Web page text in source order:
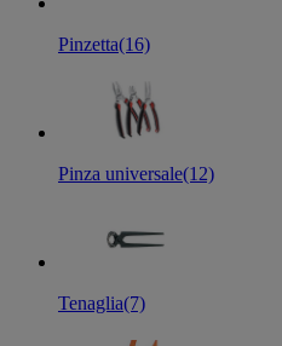
Pinzetta(16)
Pinza universale(12)
Tenaglia(7)